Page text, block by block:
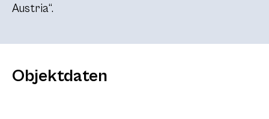
Austria“.
Objektdaten